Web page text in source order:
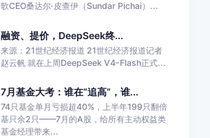
歌CEO桑达尔·皮查伊（Sundar Pichai）...
融资、提价，DeepSeek终...
来源：21世纪经济报道 21世纪经济报道记者
赵云帆 就在上周DeepSeek V4-Flash正式...
7月基金大考：谁在“追高”，谁...
74只基金单月亏损超40%，上半年199只翻倍
基只余2只——7月的A股，给所有主动权益类
基金经理带来...